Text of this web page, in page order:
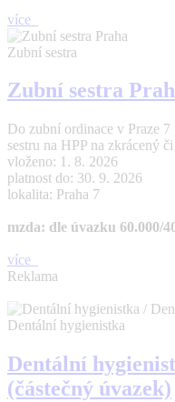
více
Zubní sestra
Zubní sestra
Do zubní ordinace v Praze
sestru na HPP na zkrácený
vloženo: 1. 8. 2026
platnost do: 30. 9. 2026
lokalita: Praha 7
mzda: dle úvazku 60.000/
více
Reklama
Dentální hygienistka
Dentální
(částečný úvazek)